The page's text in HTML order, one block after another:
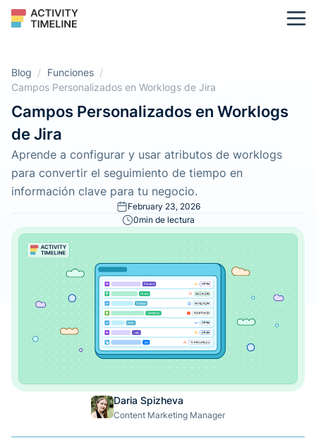
Blog / Funciones /
Campos Personalizados en Worklogs de Jira
Campos Personalizados en Worklogs
de Jira
Aprende a configurar y usar atributos de worklogs
para convertir el seguimiento de tiempo en
información clave para tu negocio.
February 23, 2026
0min de lectura
Daria Spizheva
Content Marketing Manager